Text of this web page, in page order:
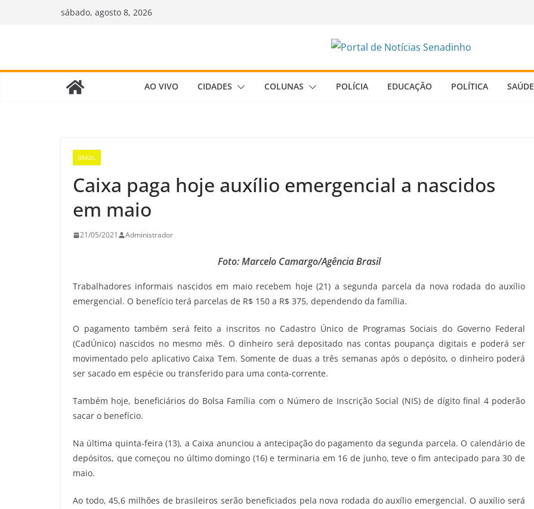
sábado, agosto 8, 2026
AO VIVO CIDADES COLUNAS POLÍCIA EDUCAÇÃO POLÍTICA SAÚDE
BRASIL
Caixa paga hoje auxílio emergencial a nascidos
em maio
21/05/2021 Administrador
Foto: Marcelo Camargo/Agência Brasil
Trabalhadores informais nascidos em maio recebem hoje (21) a segunda parcela da nova rodada do auxílio
emergencial. O benefício terá parcelas de R$ 150 a R$ 375, dependendo da família.
O pagamento também será feito a inscritos no Cadastro Único de Programas Sociais do Governo Federal
(CadÚnico) nascidos no mesmo mês. O dinheiro será depositado nas contas poupança digitais e poderá ser
movimentado pelo aplicativo Caixa Tem. Somente de duas a três semanas após o depósito, o dinheiro poderá
ser sacado em espécie ou transferido para uma conta-corrente.
Também hoje, beneficiários do Bolsa Família com o Número de Inscrição Social (NIS) de dígito final 4 poderão
sacar o benefício.
Na última quinta-feira (13), a Caixa anunciou a antecipação do pagamento da segunda parcela. O calendário de
depósitos, que começou no último domingo (16) e terminaria em 16 de junho, teve o fim antecipado para 30 de
maio.
Ao todo, 45,6 milhões de brasileiros serão beneficiados pela nova rodada do auxílio emergencial. O auxílio será